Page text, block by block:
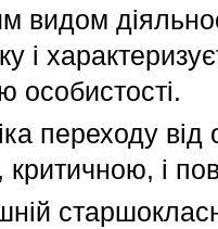
видом
і
особистості.
переходу від
критичною, і